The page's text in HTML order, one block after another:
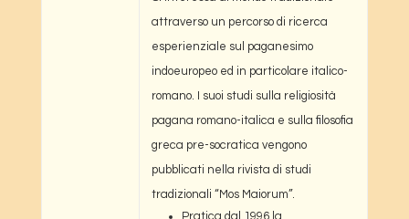
attraverso un percorso di ricerca
esperienziale sul paganesimo
indoeuropeo ed in particolare italico-
romano. I suoi studi sulla religiosità
pagana romano-italica e sulla filosofia
greca pre-socratica vengono
pubblicati nella rivista di studi
tradizionali “Mos Maiorum”.
Pratica dal 1996 la